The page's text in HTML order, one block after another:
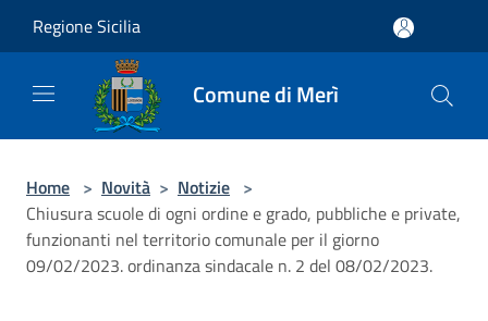
Regione Sicilia
Comune di Merì
Home > Novità > Notizie >
Chiusura scuole di ogni ordine e grado, pubbliche e private,
funzionanti nel territorio comunale per il giorno
09/02/2023. ordinanza sindacale n. 2 del 08/02/2023.